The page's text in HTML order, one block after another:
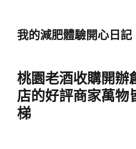
我的減肥體驗開心日記
桃園老酒收購開辦
店的好評商家萬物
梯